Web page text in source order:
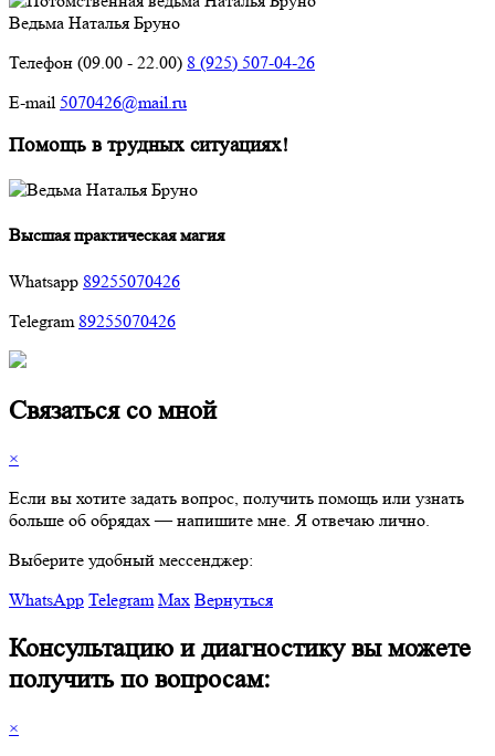
Ведьма Наталья Бруно
Телефон (09.00 - 22.00) 8 (925) 507-04-26
E-mail 5070426@mail.ru
Помощь в трудных ситуациях!
Высшая практическая магия
Whatsapp 89255070426
Telegram 89255070426
Связаться со мной
×
Если вы хотите задать вопрос, получить помощь или узнать
больше об обрядах — напишите мне. Я отвечаю лично.
Выберите удобный мессенджер:
WhatsApp Telegram Max Вернуться
Консультацию и диагностику вы можете
получить по вопросам:
×